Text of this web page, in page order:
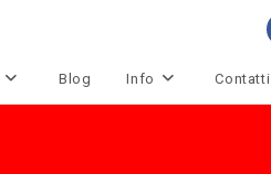
Blog Info Contatti